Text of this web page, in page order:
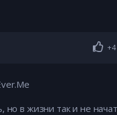
+4
но в жизни так и не